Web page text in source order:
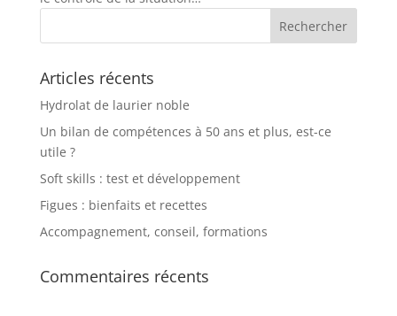
Articles récents
Hydrolat de laurier noble
Un bilan de compétences à 50 ans et plus, est-ce
utile ?
Soft skills : test et développement
Figues : bienfaits et recettes
Accompagnement, conseil, formations
Commentaires récents